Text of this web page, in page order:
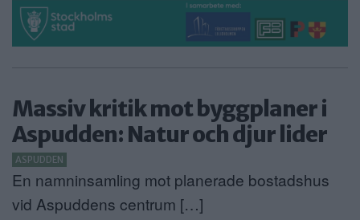
Massiv kritik mot byggplaner i
Aspudden: Natur och djur lider
ASPUDDEN
En namninsamling mot planerade bostadshus
vid Aspuddens centrum […]